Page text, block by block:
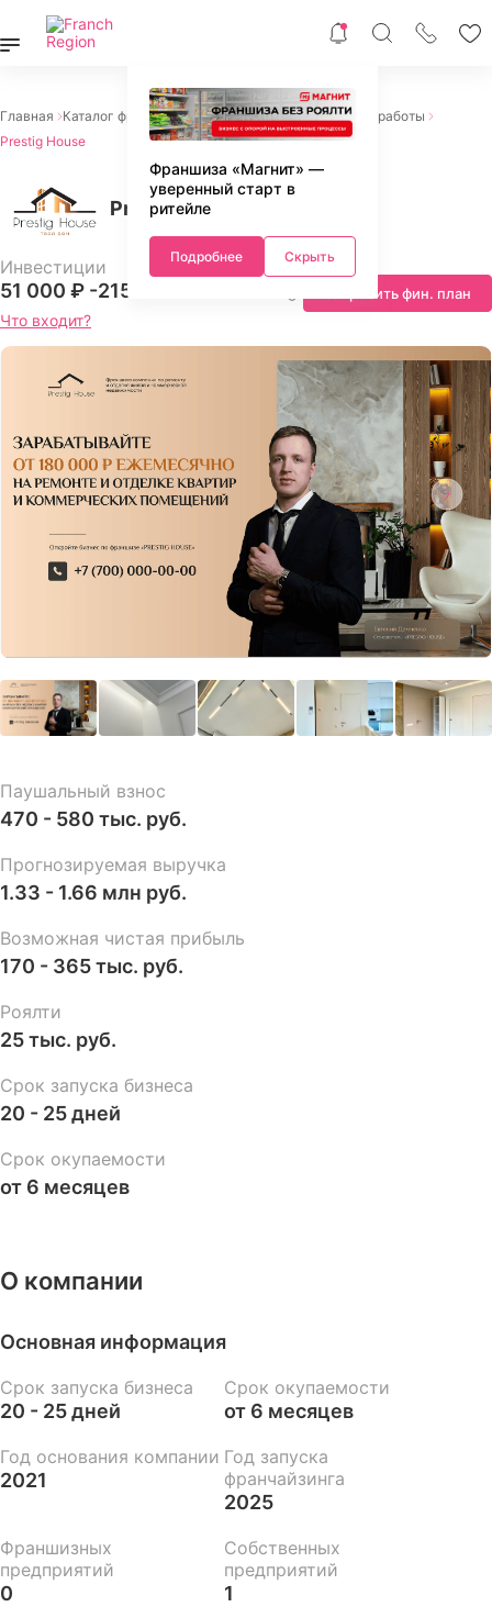
Франшиза «Магнит» —
уверенный старт в
ритейле
Подробнее Скрыть
Главная Каталог франшиз Франшизы услуг Ремонтные работы
Prestig House
Prestig House
Инвестиции
51 000 ₽ -215 000 ₽
Что входит?
Запросить фин. план
Паушальный взнос
470 - 580 тыс. руб.
Прогнозируемая выручка
1.33 - 1.66 млн руб.
Возможная чистая прибыль
170 - 365 тыс. руб.
Роялти
25 тыс. руб.
Срок запуска бизнеса
20 - 25 дней
Срок окупаемости
от 6 месяцев
О компании
Основная информация
Срок запуска бизнеса
20 - 25 дней
Срок окупаемости
от 6 месяцев
Год основания компании
2021
Год запуска
франчайзинга
2025
Франшизных
предприятий
0
Собственных
предприятий
1